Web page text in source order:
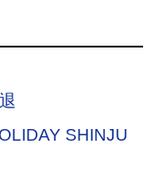
SHINJU